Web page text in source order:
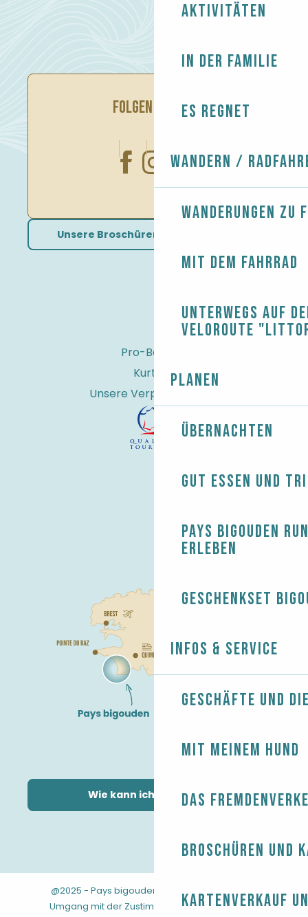
Aktivitäten
In der Familie
Es regnet
Wandern /
Wanderungen zu
Mit dem Fahrrad
Unterwegs auf
Veloroute
Planen
Übernachten
Gut essen und
Pays Bigouden
erleben
Geschenkset
Infos & Service
Geschäfte und
Mit meinem Hund
Das
Broschüren und
Kartenverkauf
FOLGEN SIE UNS
Unsere Broschüren herunterladen
Pro-Bereich
Kurtaxe
Unsere Verpflichtungen
Wie kann ich kommen?
@2025 - Pays bigouden Rechtliche Hinweise
Umgang mit der Zustimmung
-AGB -Sitemap-